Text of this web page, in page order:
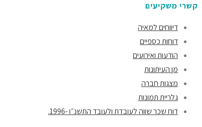
קשרי משקיעים
דיווחים למאיה
דוחות כספיים
הודעות ואירועים
מן העיתונות
מצגות חברה
גלריית תמונות
דוח שכר שווה לעובדת ולעובד התשנ״ו -1996.